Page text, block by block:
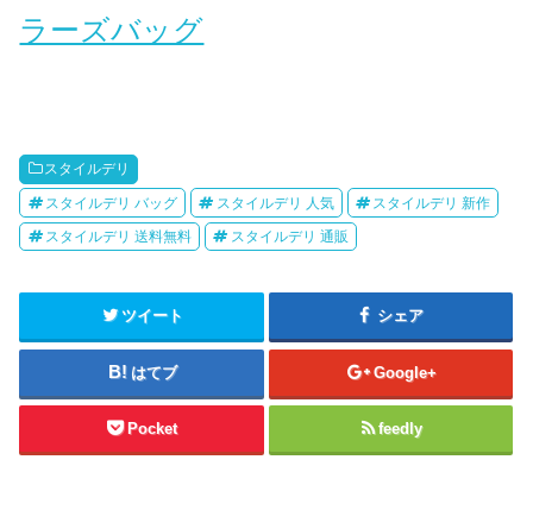
ラーズバッグ
スタイルデリ
スタイルデリ バッグ スタイルデリ 人気 スタイルデリ 新作
スタイルデリ 送料無料 スタイルデリ 通販
ツイート シェア
はてブ Google+
Pocket feedly